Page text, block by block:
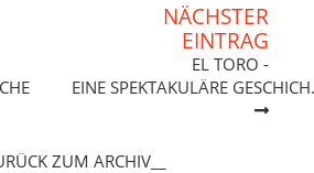
NÄCHSTER
EINTRAG
EL TORO -
EINE SPEKTAKULÄRE
ZUM ARCHIV__